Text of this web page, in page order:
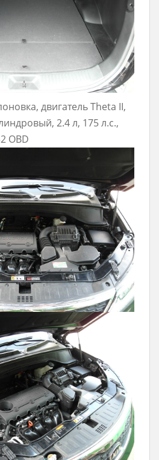
двигатель Theta II,
2.4 л, 175 л.с.,
OBD